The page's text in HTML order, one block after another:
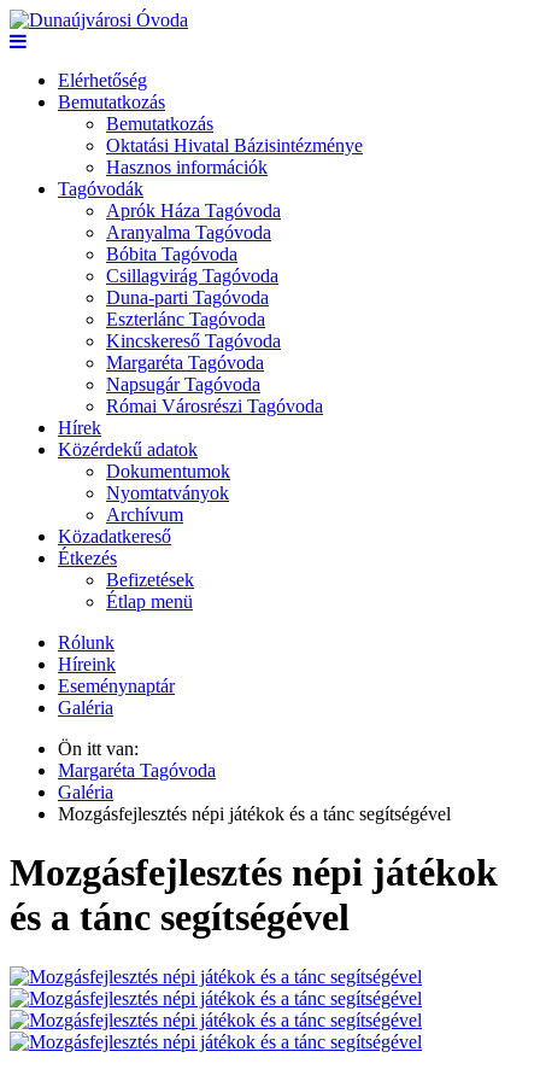
Elérhetőség
Bemutatkozás
Bemutatkozás
Oktatási Hivatal Bázisintézménye
Hasznos információk
Tagóvodák
Aprók Háza Tagóvoda
Aranyalma Tagóvoda
Bóbita Tagóvoda
Csillagvirág Tagóvoda
Duna-parti Tagóvoda
Eszterlánc Tagóvoda
Kincskereső Tagóvoda
Margaréta Tagóvoda
Napsugár Tagóvoda
Római Városrészi Tagóvoda
Hírek
Közérdekű adatok
Dokumentumok
Nyomtatványok
Archívum
Közadatkereső
Étkezés
Befizetések
Étlap menü
Rólunk
Híreink
Eseménynaptár
Galéria
Ön itt van:
Margaréta Tagóvoda
Galéria
Mozgásfejlesztés népi játékok és a tánc segítségével
Mozgásfejlesztés népi játékok
és a tánc segítségével